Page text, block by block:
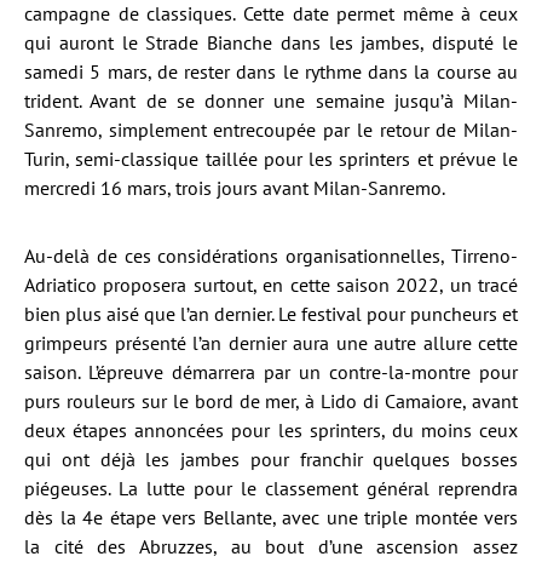
campagne de classiques. Cette date permet même à ceux
qui auront le Strade Bianche dans les jambes, disputé le
samedi 5 mars, de rester dans le rythme dans la course au
trident. Avant de se donner une semaine jusqu’à Milan-
Sanremo, simplement entrecoupée par le retour de Milan-
Turin, semi-classique taillée pour les sprinters et prévue le
mercredi 16 mars, trois jours avant Milan-Sanremo.
Au-delà de ces considérations organisationnelles, Tirreno-
Adriatico proposera surtout, en cette saison 2022, un tracé
bien plus aisé que l’an dernier. Le festival pour puncheurs et
grimpeurs présenté l’an dernier aura une autre allure cette
saison. L’épreuve démarrera par un contre-la-montre pour
purs rouleurs sur le bord de mer, à Lido di Camaiore, avant
deux étapes annoncées pour les sprinters, du moins ceux
qui ont déjà les jambes pour franchir quelques bosses
piégeuses. La lutte pour le classement général reprendra
dès la 4e étape vers Bellante, avec une triple montée vers
la cité des Abruzzes, au bout d’une ascension assez